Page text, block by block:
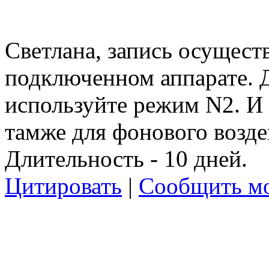
Светлана, запись
подключенном аппарате.
используйте режим N2. И
тамже для фонового
Длительность - 10 дней.
Цитировать | Сообщить